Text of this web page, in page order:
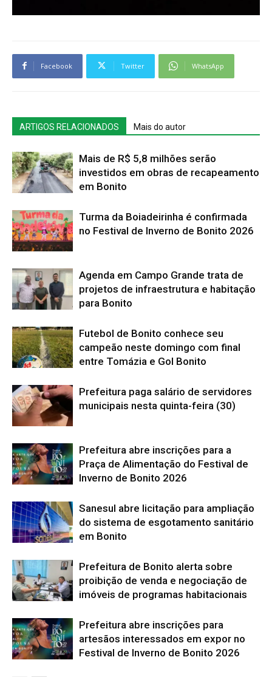
Facebook Twitter WhatsApp
ARTIGOS RELACIONADOS Mais do autor
Mais de R$ 5,8 milhões serão
investidos em obras de recapeamento
em Bonito
Turma da Boiadeirinha é confirmada
no Festival de Inverno de Bonito 2026
Agenda em Campo Grande trata de
projetos de infraestrutura e habitação
para Bonito
Futebol de Bonito conhece seu
campeão neste domingo com final
entre Tomázia e Gol Bonito
Prefeitura paga salário de servidores
municipais nesta quinta-feira (30)
Prefeitura abre inscrições para a
Praça de Alimentação do Festival de
Inverno de Bonito 2026
Sanesul abre licitação para ampliação
do sistema de esgotamento sanitário
em Bonito
Prefeitura de Bonito alerta sobre
proibição de venda e negociação de
imóveis de programas habitacionais
Prefeitura abre inscrições para
artesãos interessados em expor no
Festival de Inverno de Bonito 2026